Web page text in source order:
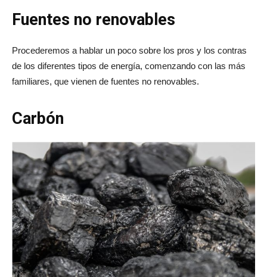
Fuentes no renovables
Procederemos a hablar un poco sobre los pros y los contras
de los diferentes tipos de energía, comenzando con las más
familiares, que vienen de fuentes no renovables.
Carbón